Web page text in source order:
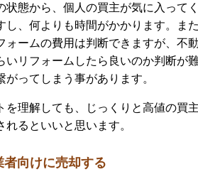
状態から、個人の買主が気に入って
し、何よりも時間がかかります。ま
ォームの費用は判断できますが、不
いリフォームしたら良いのか判断が
ってしまう事があります。
を理解しても、じっくりと高値の買
るといいと思います。
者向けに売却する